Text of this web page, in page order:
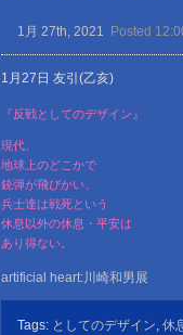
1月 27th, 2021 Posted
1月27日 友引(乙亥)
『反戦としてのデザイン』
現代、
地球上のどこかで
銃弾が飛びかい、
兵士達は戦死という
休息以外の休息・平安は
あり得ない。
artificial heart:川崎和男展
Tags: としてのデザイン, 休